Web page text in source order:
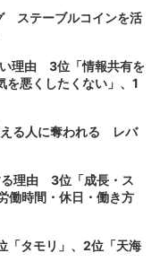
ステーブルコインを活
い理由 3位「情報共有を
を悪くしたくない」、1
る人に奪われる レバ
る理由 3位「成長・ス
働時間・休日・働き方
「タモリ」、2位「天海